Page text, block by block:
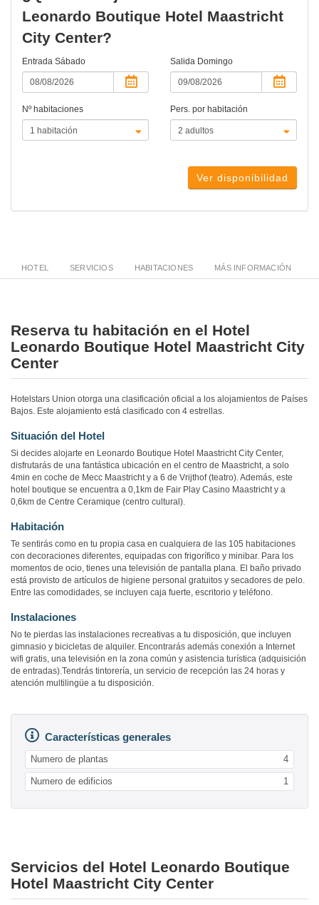
Leonardo Boutique Hotel Maastricht
City Center?
Entrada Sábado Salida Domingo
Nº habitaciones Pers. por habitación
Ver disponibilidad
HOTEL SERVICIOS HABITACIONES MÁS INFORMACIÓN
Reserva tu habitación en el Hotel
Leonardo Boutique Hotel Maastricht City
Center
Hotelstars Union otorga una clasificación oficial a los alojamientos de Países
Bajos. Este alojamiento está clasificado con 4 estrellas.
Situación del Hotel
Si decides alojarte en Leonardo Boutique Hotel Maastricht City Center,
disfrutarás de una fantástica ubicación en el centro de Maastricht, a solo
4min en coche de Mecc Maastricht y a 6 de Vrijthof (teatro). Además, este
hotel boutique se encuentra a 0,1km de Fair Play Casino Maastricht y a
0,6km de Centre Ceramique (centro cultural).
Habitación
Te sentirás como en tu propia casa en cualquiera de las 105 habitaciones
con decoraciones diferentes, equipadas con frigorífico y minibar. Para los
momentos de ocio, tienes una televisión de pantalla plana. El baño privado
está provisto de artículos de higiene personal gratuitos y secadores de pelo.
Entre las comodidades, se incluyen caja fuerte, escritorio y teléfono.
Instalaciones
No te pierdas las instalaciones recreativas a tu disposición, que incluyen
gimnasio y bicicletas de alquiler. Encontrarás además conexión a Internet
wifi gratis, una televisión en la zona común y asistencia turística (adquisición
de entradas).Tendrás tintorería, un servicio de recepción las 24 horas y
atención multilingüe a tu disposición.
Características generales
Numero de plantas 4
Numero de edificios 1
Servicios del Hotel Leonardo Boutique
Hotel Maastricht City Center